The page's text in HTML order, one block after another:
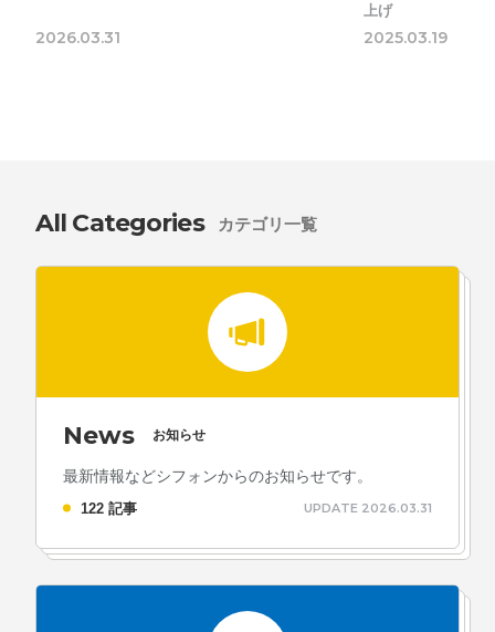
2026.03.31
上げ
2025.03.19
All Categories カテゴリ一覧
News お知らせ
最新情報などシフォンからのお知らせです。
122 記事 UPDATE 2026.03.31